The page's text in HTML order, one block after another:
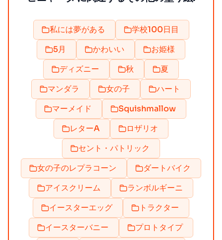
私には夢がある
学校100日目
5月
かわいい
お姫様
ディズニー
秋
夏
マンダラ
女の子
ハート
マーメイド
Squishmallow
レターA
ロザリオ
セント・パトリック
女の子のレプラコーン
ダートバイク
アイスクリーム
ランボルギーニ
イースターエッグ
トラクター
イースターバニー
プロトタイプ